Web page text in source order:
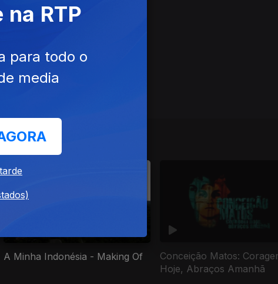
Personagens
A Minha Indonésia - Making Of
Conceição Matos:
Hoje, Abraços Amanhã
RTP
para todo o
media